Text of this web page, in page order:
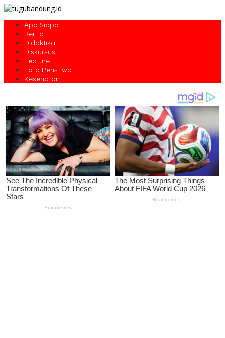
Apa Siapa
Berita
Didaktika
Diskursus
Feature
Foto Peristiwa
Kesehatan